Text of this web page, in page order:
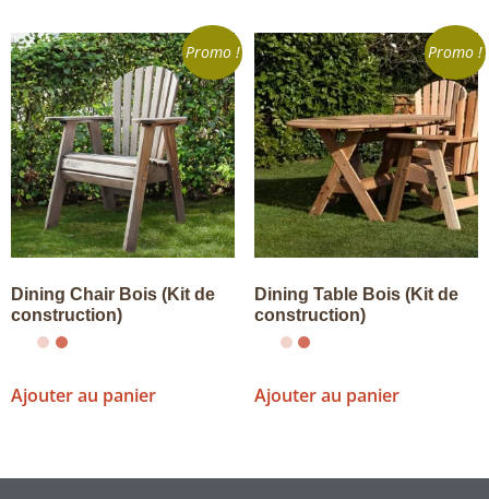
Promo !
Dining Chair Bois (Kit de
construction)
Ajouter au panier
Promo !
Dining Table Bois (Kit de
construction)
Ajouter au panier